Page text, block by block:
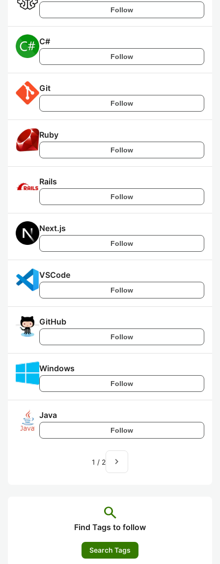
Follow
C#
Follow
Git
Follow
Ruby
Follow
Rails
Follow
Next.js
Follow
VSCode
Follow
GitHub
Follow
Windows
Follow
Java
Follow
1 / 2 navigate_next
search
Find Tags to follow
Search Tags